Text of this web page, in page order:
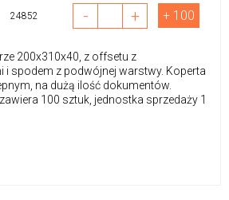
24852 - + + 100
200x310x40, z offsetu z
i spodem z podwójnej warstwy. Koperta
na dużą ilość dokumentów.
100 sztuk, jednostka sprzedaży 1